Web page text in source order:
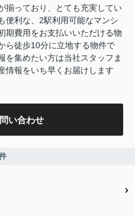
揃っており、とても充実してい
便利な、2駅利用可能なマンシ
期費用をお支払いいただける物
ら徒歩10分に立地する物件で
を集めたい方は当社スタッフま
情報をいち早くお届けします
い合わせ